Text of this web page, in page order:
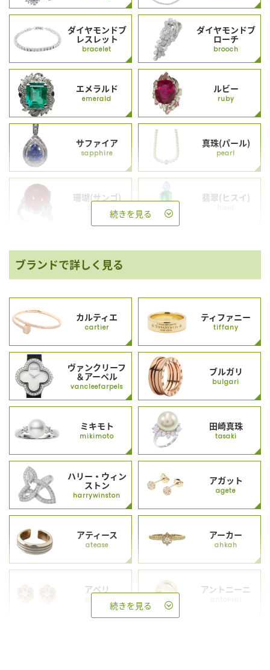
ダイヤモンドブ
レスレット
bracelet
ダイヤモンドブ
ローチ
brooch
エメラルド
emerald
ルビー
ruby
サファイア
sapphire
真珠(パール)
pearl
珊瑚(サンゴ) 翡翠(ヒスイ)
hisui
続きを見る
ブランドで詳しく見る
カルティエ
cartier
ティファニー
tiffany
ヴァンクリーフ
＆アーペル
vancleefarpels
ブルガリ
bulgari
ミキモト
mikimoto
田崎真珠
tasaki
ハリー・ウィン
ストン
harrywinston
アガット
agete
アティース
atease
アーカー
ahkah
アベリ
abheri
アントニーニ
antonini
続きを見る